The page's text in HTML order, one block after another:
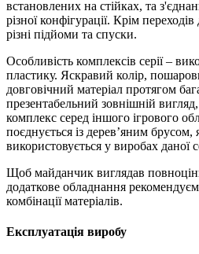
встановлених на стійках, та
різної конфігурації. Крім
різні підйоми та спуски.
Особливість комплексів серії –
пластику. Яскравий колір,
довговічний матеріал протягом
презентабельний зовнішній
комплекс серед іншого ігрового
поєднується із деревʼяним брусом,
використовується у виробах даної
Щоб майданчик виглядав
додаткове обладнання
комбінації матеріалів.
Експлуатація виробу